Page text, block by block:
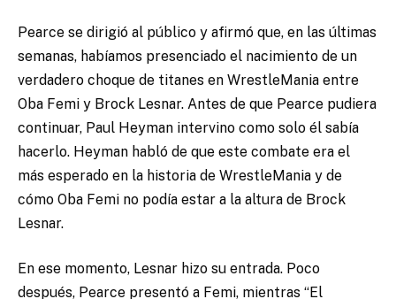
Pearce se dirigió al público y afirmó que, en las últimas
semanas, habíamos presenciado el nacimiento de un
verdadero choque de titanes en WrestleMania entre
Oba Femi y Brock Lesnar. Antes de que Pearce pudiera
continuar, Paul Heyman intervino como solo él sabía
hacerlo. Heyman habló de que este combate era el
más esperado en la historia de WrestleMania y de
cómo Oba Femi no podía estar a la altura de Brock
Lesnar.
En ese momento, Lesnar hizo su entrada. Poco
después, Pearce presentó a Femi, mientras “El